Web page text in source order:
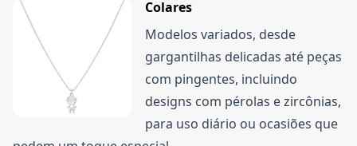
validade e restrições de uso.
Colares
Modelos variados, desde
gargantilhas delicadas até peças
com pingentes, incluindo
designs com pérolas e zircônias,
para uso diário ou ocasiões que